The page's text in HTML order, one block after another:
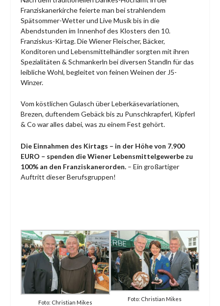
Franziskanerkirche feierte man bei strahlendem
Spätsommer-Wetter und Live Musik bis in die
Abendstunden im Innenhof des Klosters den 10.
Franziskus-Kirtag. Die Wiener Fleischer, Bäcker,
Konditoren und Lebensmittelhändler sorgten mit ihren
Spezialitäten & Schmankerln bei diversen Standln für das
leibliche Wohl, begleitet von feinen Weinen der J5-
Winzer.
Vom köstlichen Gulasch über Leberkäsevariationen,
Brezen, duftendem Gebäck bis zu Punschkrapferl, Kipferl
& Co war alles dabei, was zu einem Fest gehört.
Die Einnahmen des Kirtags – in der Höhe von 7.900
EURO – spenden die Wiener Lebensmittelgewerbe zu
100% an den Franziskanerorden. – Ein großartiger
Auftritt dieser Berufsgruppen!
Foto: Christian Mikes
Foto: Christian Mikes